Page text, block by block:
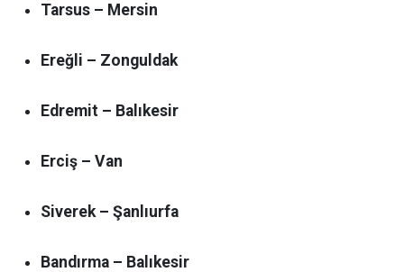
Tarsus – Mersin
Ereğli – Zonguldak
Edremit – Balıkesir
Erciş – Van
Siverek – Şanlıurfa
Bandırma – Balıkesir